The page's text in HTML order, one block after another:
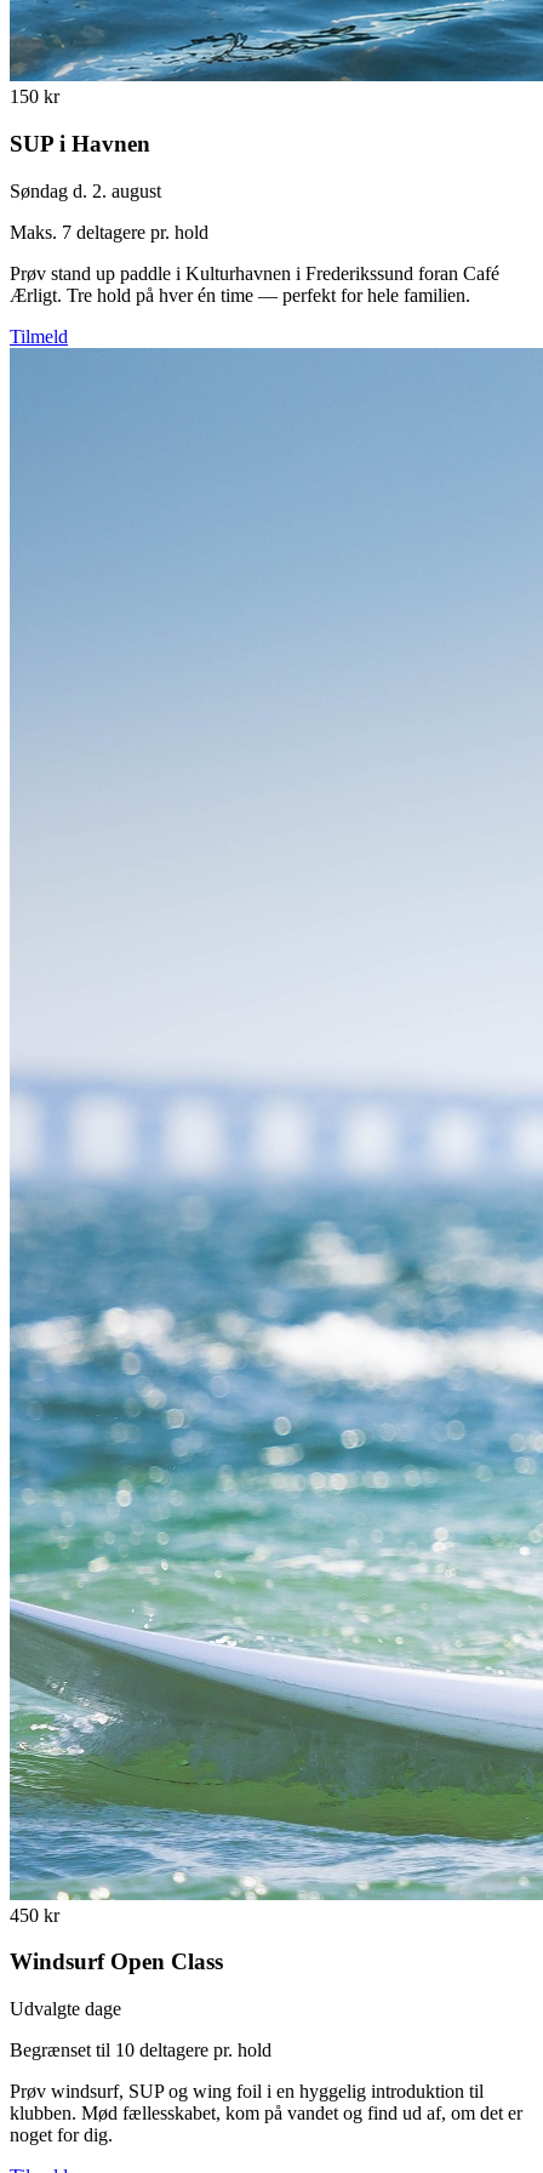
150 kr
SUP i Havnen
Søndag d. 2. august
Maks. 7 deltagere pr. hold
Prøv stand up paddle i Kulturhavnen i Frederikssund foran Café
Ærligt. Tre hold på hver én time — perfekt for hele familien.
Tilmeld
450 kr
Windsurf Open Class
Udvalgte dage
Begrænset til 10 deltagere pr. hold
Prøv windsurf, SUP og wing foil i en hyggelig introduktion til
klubben. Mød fællesskabet, kom på vandet og find ud af, om det er
noget for dig.